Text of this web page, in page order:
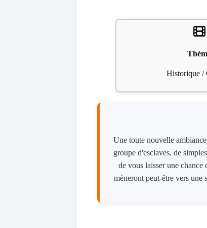
Historique /
Une toute nouvelle
groupe d'esclaves, de
de vous laisser une
mèneront peut-être vers